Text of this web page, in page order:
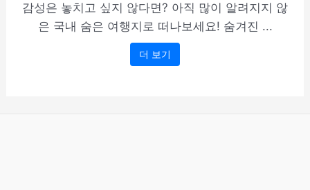
감성은 놓치고 싶지 않다면? 아직 많이 알려지지 않
은 국내 숨은 여행지로 떠나보세요! 숨겨진 ...
더 보기